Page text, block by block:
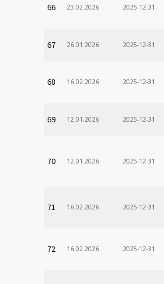
66 23.02.2026 2025-12-31
67 26.01.2026 2025-12-31
68 16.02.2026 2025-12-31
69 12.01.2026 2025-12-31
70 12.01.2026 2025-12-31
71 16.02.2026 2025-12-31
72 16.02.2026 2025-12-31